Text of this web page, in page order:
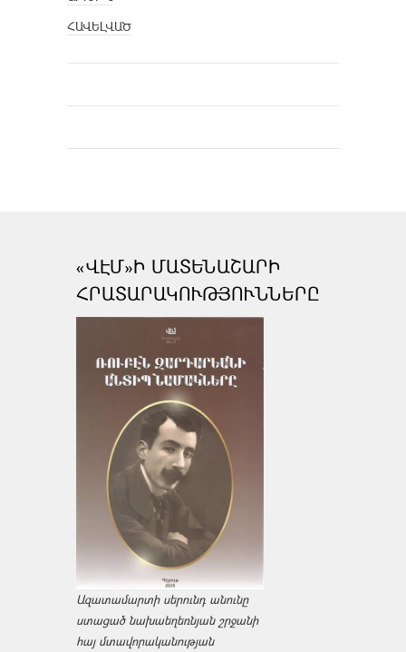
ՀԱՎԵԼՎԱԾ
«ՎԷՄ»Ի ՄԱՏԵՆԱՇԱՐԻ
ՀՐԱՏԱՐԱԿՈՒԹՅՈՒՆՆԵՐԸ
Ազատամարտի սերունդ անունը
ստացած նախաեղեռնյան շրջանի
հայ մտավորականության